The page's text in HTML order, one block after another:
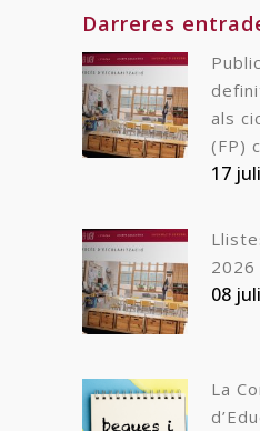
Darreres
als
(FP)
17
2026
08
La